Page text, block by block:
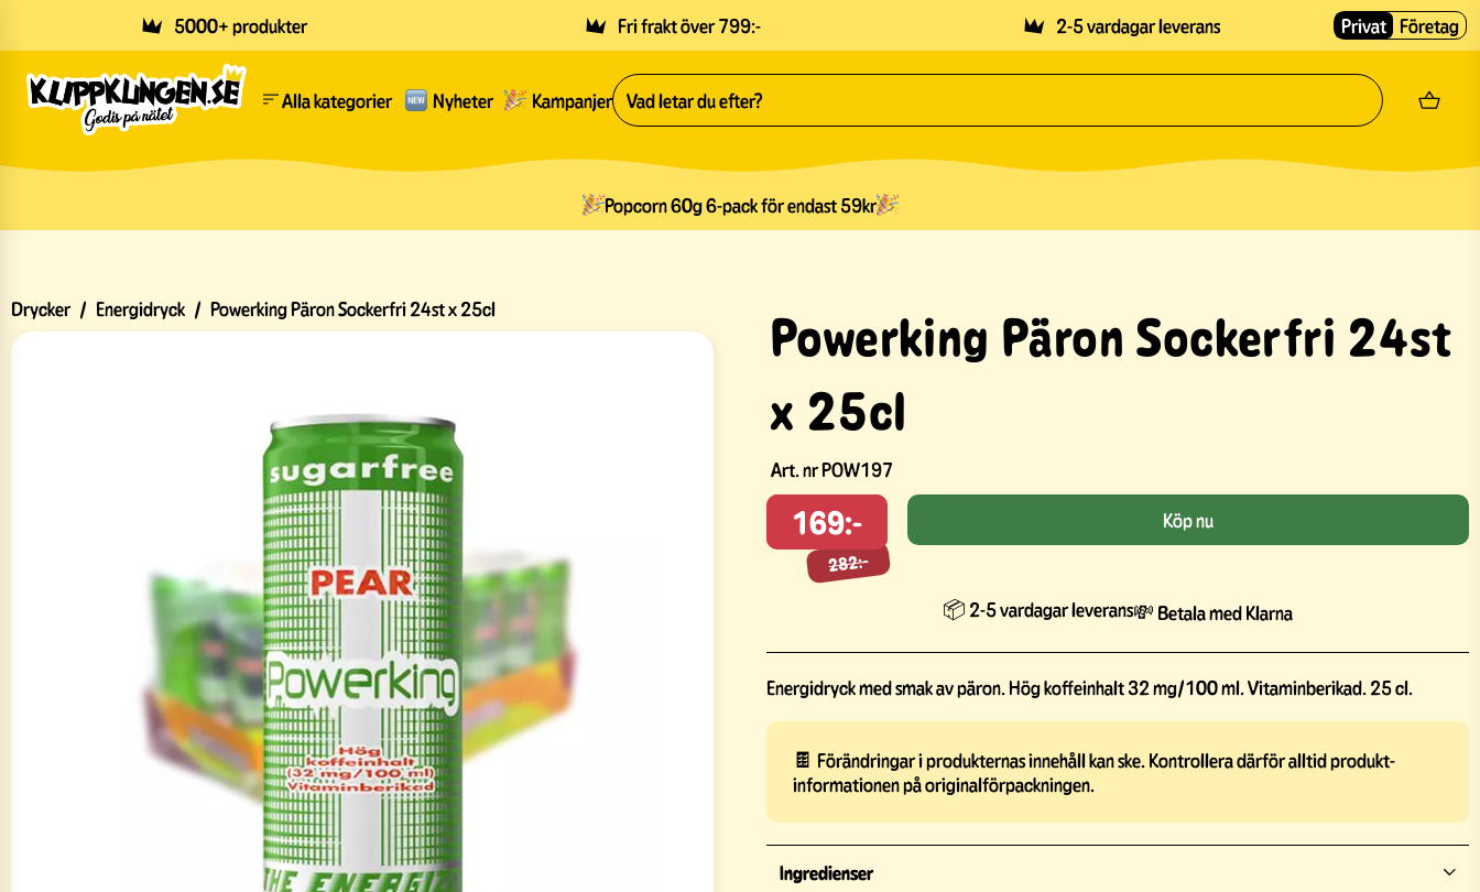
5000+ produkter Fri frakt över 799:- 2-5 vardagar leverans Privat Företag
Alla kategorier Nyheter Kampanjer
Popcorn 60g 6-pack för endast 59kr
Drycker / Energidryck / Powerking Päron Sockerfri 24st x 25cl
Powerking Päron Sockerfri 24st
x 25cl
Art. nrPOW197
169:-
282:-
282:- Köp nu
📦 2-5 vardagar leverans💸 Betala med Klarna
Energidryck med smak av päron. Hög koffeinhalt 32 mg/100 ml. Vitaminberikad. 25 cl.
🍫 Förändringar i produkternas innehåll kan ske. Kontrollera därför alltid produkt-
informationen på originalförpackningen.
Ingredienser